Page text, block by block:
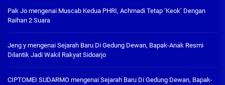
Pak Jo mengenai Muscab Kedua PHRI, Achmadi Tetap ‘Keok’ Dengan
Raihan 2 Suara
Jeng y mengenai Sejarah Baru Di Gedung Dewan, Bapak-Anak Resmi
Dilantik Jadi Wakil Rakyat Sidoarjo
CIPTOMEI SUDARMO mengenai Sejarah Baru Di Gedung Dewan, Bapak-